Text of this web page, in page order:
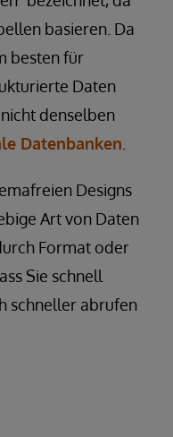
basieren. Da
besten für
Daten
denselben
Datenbanken
Designs
Art von Daten
Format oder
Sie schnell
schneller abrufen